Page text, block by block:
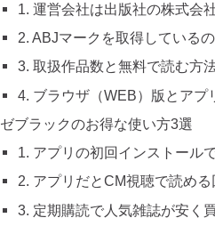
1. 運営会社は出版社の株式会
2. ABJマークを取得している
3. 取扱作品数と無料で読む方
4. ブラウザ（WEB）版とアプ
ゼブラックのお得な使い方3選
1. アプリの初回インストール
2. アプリだとCM視聴で読め
3. 定期購読で人気雑誌が安く